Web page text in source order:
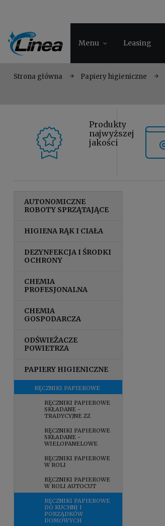
Menu Leasing
Strona główna Papiery higieniczne
Produkty
najwyższej
jakości
AUTONOMICZNE
ROBOTY SPRZĄTAJĄCE
HIGIENA RĄK I CIAŁA
DEZYNFEKCJA I ŚRODKI
OCHRONY
CHEMIA
PROFESJONALNA
CHEMIA
GOSPODARCZA
ODŚWIEŻACZE
POWIETRZA
PAPIERY HIGIENICZNE
RĘCZNIKI PAPIEROWE
RĘCZNIKI PAPIEROWE
SKŁADANE -
TRADYCYJNE ZZ
RĘCZNIKI PAPIEROWE
SKŁADANE -
WIELOPANELOWE
RĘCZNIKI PAPIEROWE
W ROLI
RĘCZNIKI PAPIEROWE
W ROLI AUTOCUT
RĘCZNIKI PAPIEROWE
DO KUCHNI I
PORZĄDKÓW
DOMOWYCH